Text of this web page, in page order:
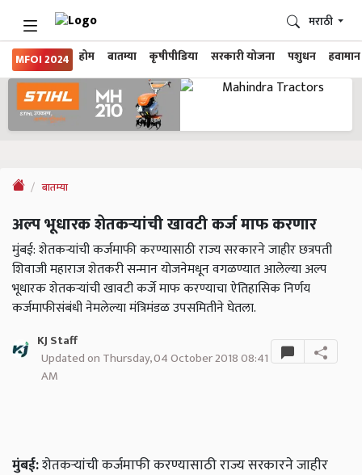
MFOI 2024 होम बातम्या कृषीपीडिया सरकारी योजना पशुधन हवामान
मराठी
बातम्या
अल्प भूधारक शेतकऱ्यांची खावटी कर्ज माफ करणार
मुंबई: शेतकऱ्यांची कर्जमाफी करण्यासाठी राज्य सरकारने जाहीर छत्रपती
शिवाजी महाराज शेतकरी सन्मान योजनेमधून वगळण्यात आलेल्या अल्प
भूधारक शेतकऱ्यांची खावटी कर्जे माफ करण्याचा ऐतिहासिक निर्णय
कर्जमाफीसंबंधी नेमलेल्या मंत्रिमंडळ उपसमितीने घेतला.
KJ Staff
Updated on Thursday, 04 October 2018 08:41
AM
मुंबई:शेतकऱ्यांची कर्जमाफी करण्यासाठी राज्य सरकारने जाहीर